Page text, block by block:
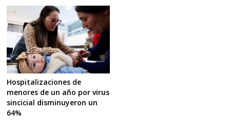
Hospitalizaciones de
menores de un año por virus
sincicial disminuyeron un
64%